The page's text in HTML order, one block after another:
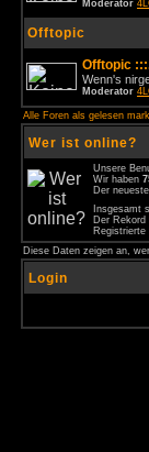
Moderator
Offtopic
Offtopic
Wenn's
Moderator
Alle Foren als gelesen
Wer ist online?
Unsere
Wir haben
Der
Insgesamt
Der Rekord
Registrierte
Diese Daten zeigen an,
Login